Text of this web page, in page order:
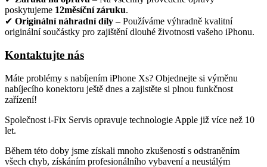
poskytujeme 12měsíční záruku.
✔ Originální náhradní díly – Používáme výhradně kvalitní
originální součástky pro zajištění dlouhé životnosti vašeho iPhonu.
Kontaktujte nás
Máte problémy s nabíjením iPhone Xs? Objednejte si výměnu
nabíjecího konektoru ještě dnes a zajistěte si plnou funkčnost
zařízení!
Společnost i-Fix Servis opravuje technologie Apple již více než 10
let.
Během této doby jsme získali mnoho zkušeností s odstraněním
všech chyb, získáním profesionálního vybavení a neustálým